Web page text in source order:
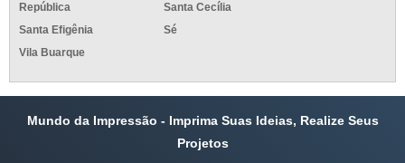
República
Santa Cecília
Santa Efigênia
Sé
Vila Buarque
Mundo da Impressão - Imprima Suas Ideias, Realize Seus
Projetos